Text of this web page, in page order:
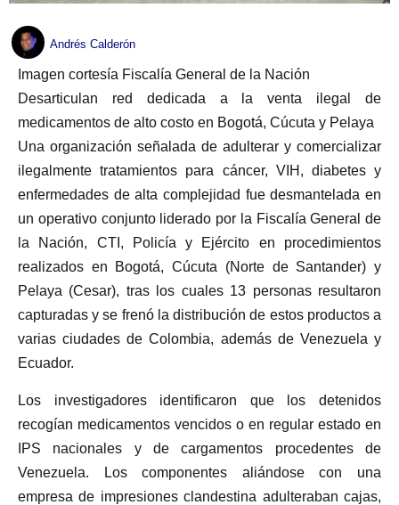
Andrés Calderón
Imagen cortesía Fiscalía General de la Nación
Desarticulan red dedicada a la venta ilegal de
medicamentos de alto costo en Bogotá, Cúcuta y Pelaya
Una organización señalada de adulterar y comercializar
ilegalmente tratamientos para cáncer, VIH, diabetes y
enfermedades de alta complejidad fue desmantelada en
un operativo conjunto liderado por la Fiscalía General de
la Nación, CTI, Policía y Ejército en procedimientos
realizados en Bogotá, Cúcuta (Norte de Santander) y
Pelaya (Cesar), tras los cuales 13 personas resultaron
capturadas y se frenó la distribución de estos productos a
varias ciudades de Colombia, además de Venezuela y
Ecuador.
Los investigadores identificaron que los detenidos
recogían medicamentos vencidos o en regular estado en
IPS nacionales y de cargamentos procedentes de
Venezuela. Los componentes aliándose con una
empresa de impresiones clandestina adulteraban cajas,